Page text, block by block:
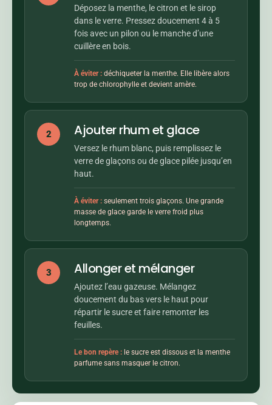
Déposez la menthe, le citron et le sirop
dans le verre. Pressez doucement 4 à 5
fois avec un pilon ou le manche d’une
cuillère en bois.
À éviter : déchiqueter la menthe. Elle libère alors
trop de chlorophylle et devient amère.
2 Ajouter rhum et glace
Versez le rhum blanc, puis remplissez le
verre de glaçons ou de glace pilée jusqu’en
haut.
À éviter : seulement trois glaçons. Une grande
masse de glace garde le verre froid plus
longtemps.
3 Allonger et mélanger
Ajoutez l’eau gazeuse. Mélangez
doucement du bas vers le haut pour
répartir le sucre et faire remonter les
feuilles.
Le bon repère : le sucre est dissous et la menthe
parfume sans masquer le citron.